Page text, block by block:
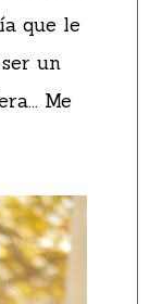
que le
un
Me